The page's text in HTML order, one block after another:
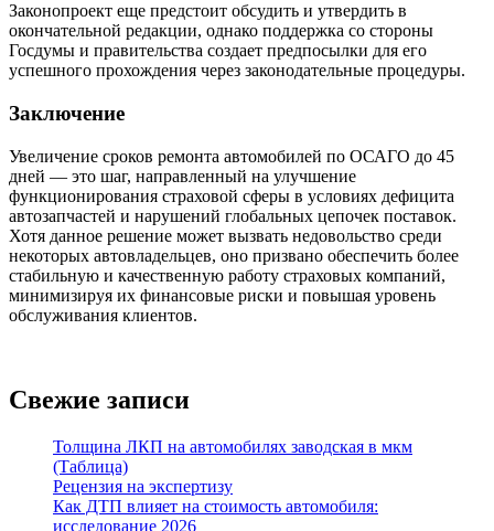
Законопроект еще предстоит обсудить и утвердить в
окончательной редакции, однако поддержка со стороны
Госдумы и правительства создает предпосылки для его
успешного прохождения через законодательные процедуры.
Заключение
Увеличение сроков ремонта автомобилей по ОСАГО до 45
дней — это шаг, направленный на улучшение
функционирования страховой сферы в условиях дефицита
автозапчастей и нарушений глобальных цепочек поставок.
Хотя данное решение может вызвать недовольство среди
некоторых автовладельцев, оно призвано обеспечить более
стабильную и качественную работу страховых компаний,
минимизируя их финансовые риски и повышая уровень
обслуживания клиентов.
Свежие записи
Толщина ЛКП на автомобилях заводская в мкм
(Таблица)
Рецензия на экспертизу
Как ДТП влияет на стоимость автомобиля:
исследование 2026